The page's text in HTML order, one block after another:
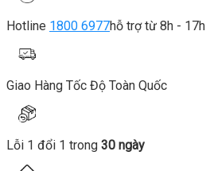
Hotline 1800 6977hỗ trợ từ 8h - 17h
Giao Hàng Tốc Độ Toàn Quốc
Lỗi 1 đổi 1 trong 30 ngày